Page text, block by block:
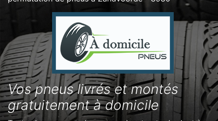
Vos pneus livrés et montés
gratuitement à domicile